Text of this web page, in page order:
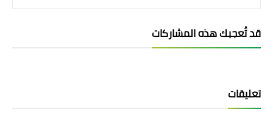
قد تُعجبك هذه المشاركات
تعليقات